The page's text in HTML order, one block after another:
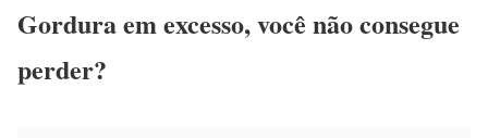
Gordura em excesso, você não consegue
perder?